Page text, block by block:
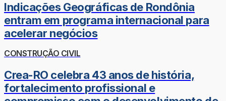
Indicações Geográficas de Rondônia
entram em programa internacional para
acelerar negócios
CONSTRUÇÃO CIVIL
Crea-RO celebra 43 anos de história,
fortalecimento profissional e